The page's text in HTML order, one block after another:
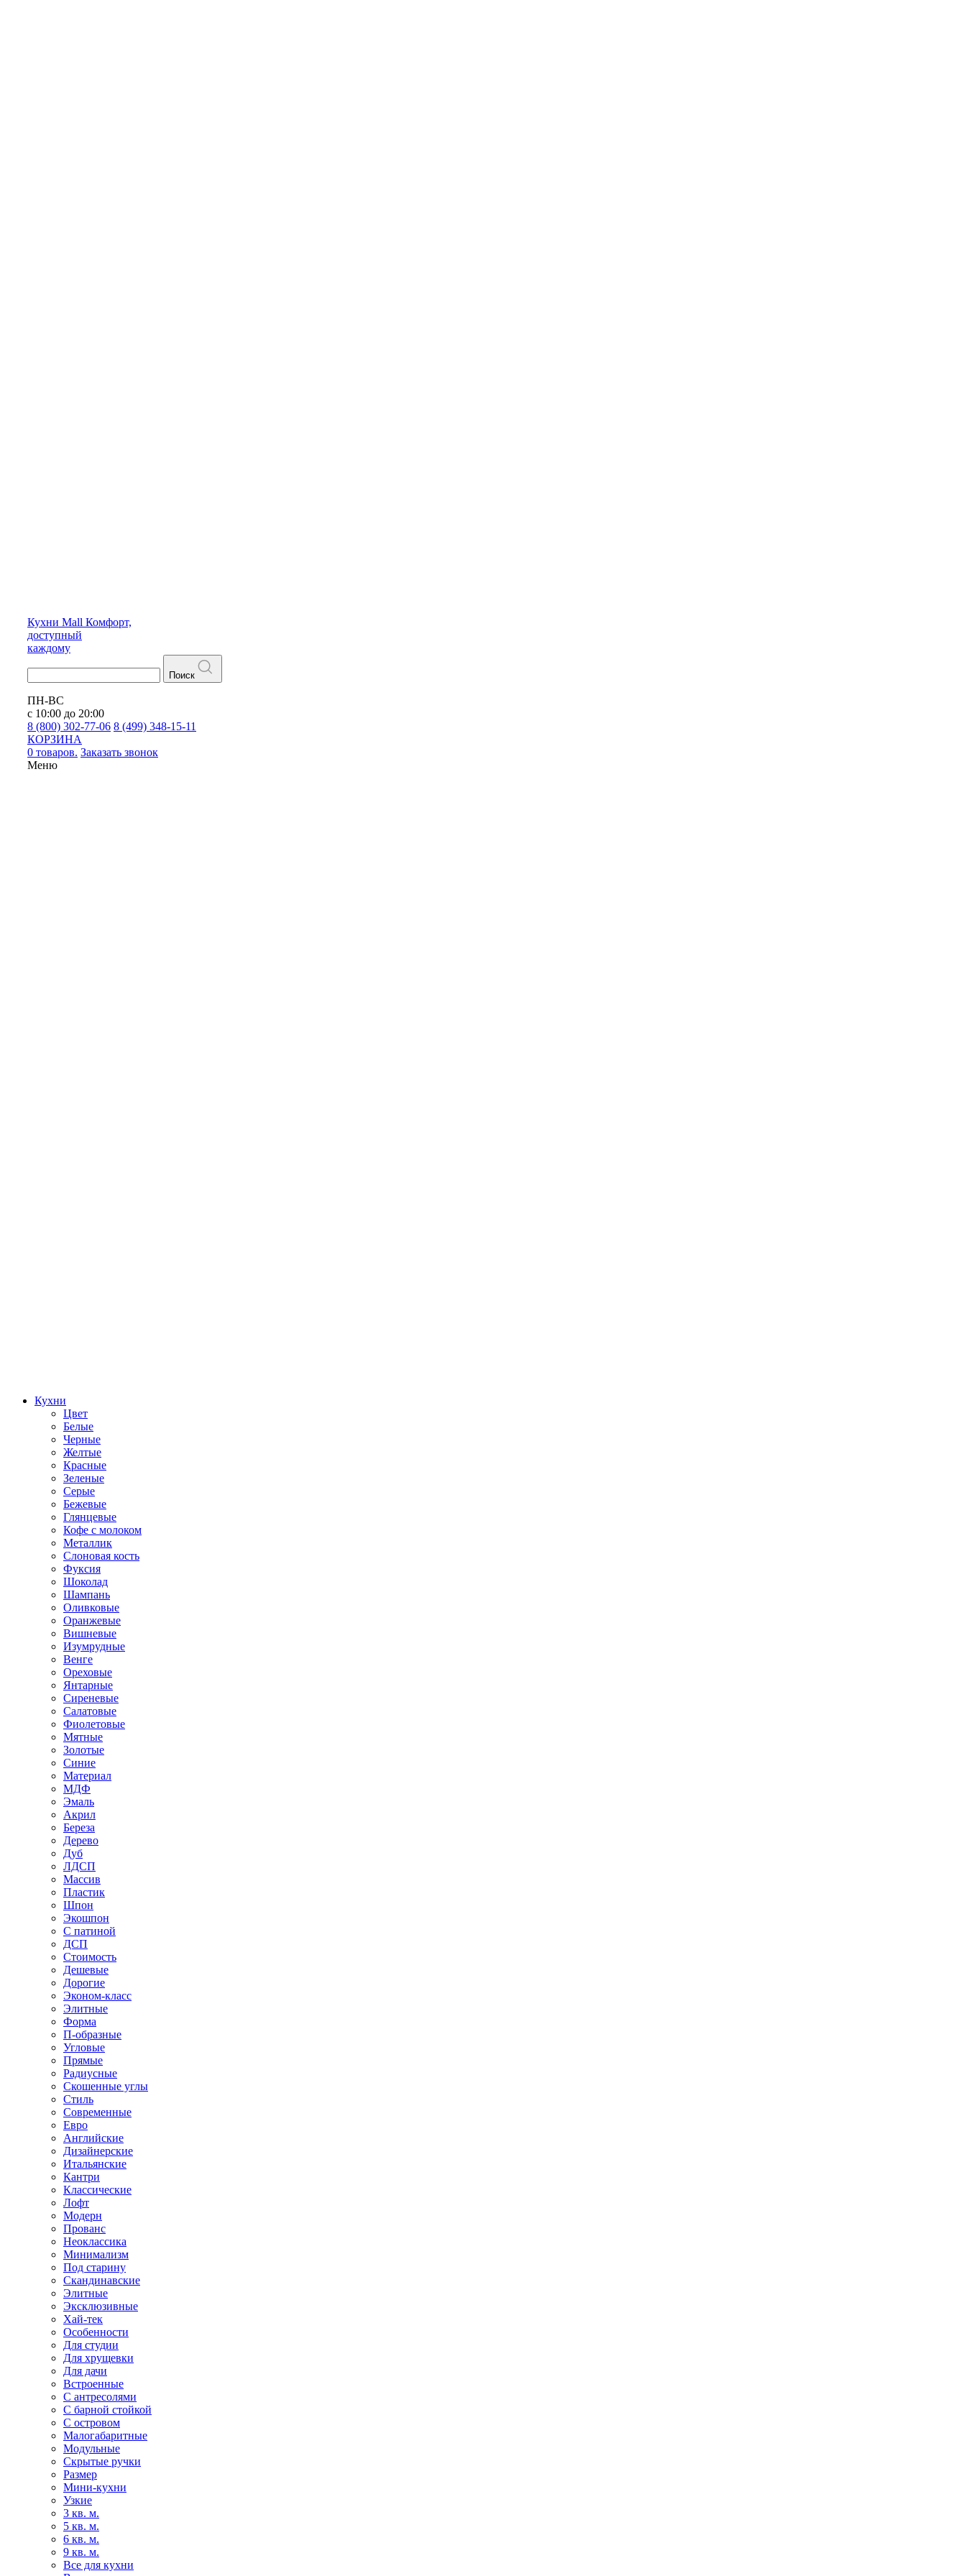
Кухни Mall Комфорт,
доступный
каждому
Поиск
ПН-ВС
с 10:00 до 20:00
8 (800) 302-77-06 8 (499) 348-15-11
КОРЗИНА
0 товаров. Заказать звонок
Меню
Кухни
Цвет
Белые
Черные
Желтые
Красные
Зеленые
Серые
Бежевые
Глянцевые
Кофе с молоком
Металлик
Слоновая кость
Фуксия
Шоколад
Шампань
Оливковые
Оранжевые
Вишневые
Изумрудные
Венге
Ореховые
Янтарные
Сиреневые
Салатовые
Фиолетовые
Мятные
Золотые
Синие
Материал
МДФ
Эмаль
Акрил
Береза
Дерево
Дуб
ЛДСП
Массив
Пластик
Шпон
Экошпон
С патиной
ДСП
Стоимость
Дешевые
Дорогие
Эконом-класс
Элитные
Форма
П-образные
Угловые
Прямые
Радиусные
Скошенные углы
Стиль
Современные
Евро
Английские
Дизайнерские
Итальянские
Кантри
Классические
Лофт
Модерн
Прованс
Неоклассика
Минимализм
Под старину
Скандинавские
Элитные
Эксклюзивные
Хай-тек
Особенности
Для студии
Для хрущевки
Для дачи
Встроенные
С антресолями
С барной стойкой
С островом
Малогабаритные
Модульные
Скрытые ручки
Размер
Мини-кухни
Узкие
3 кв. м.
5 кв. м.
6 кв. м.
9 кв. м.
Все для кухни